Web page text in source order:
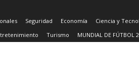
Seguridad Economía Ciencia y
Turismo MUNDIAL DE FÚTBOL